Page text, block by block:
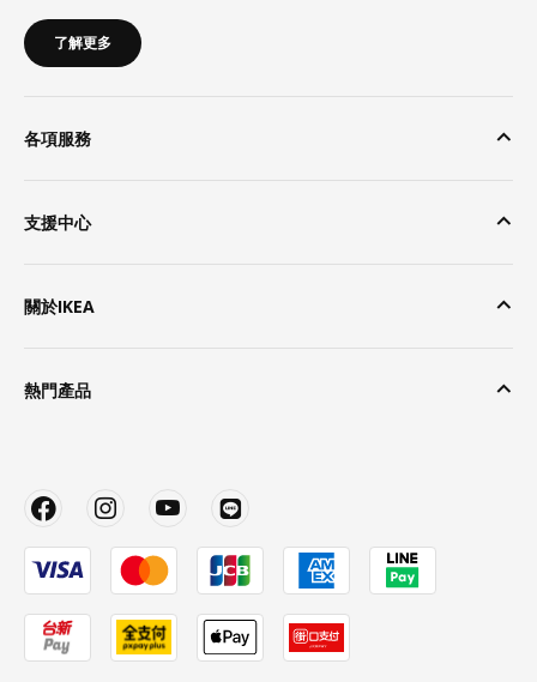
了解更多
各項服務
支援中心
關於IKEA
熱門產品